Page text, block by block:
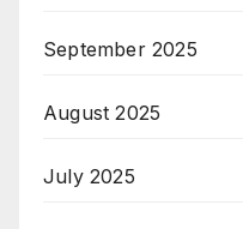
September 2025
August 2025
July 2025